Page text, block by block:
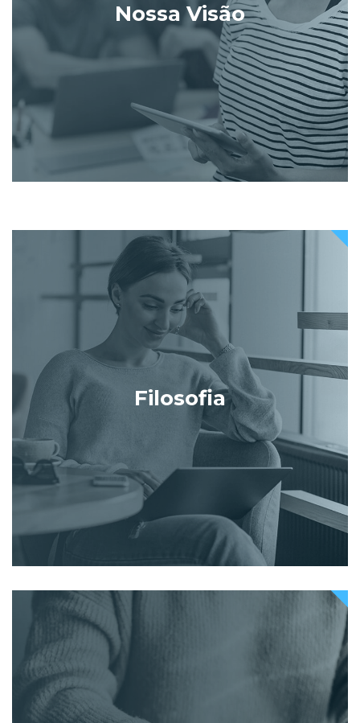
Nossa Visão
Filosofia